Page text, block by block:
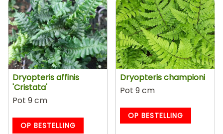
Dryopteris affinis
'Cristata'
Pot 9 cm
OP BESTELLING
Dryopteris championi
Pot 9 cm
OP BESTELLING